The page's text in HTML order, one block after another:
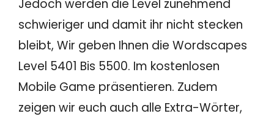
Jedoch werden die Level zunehmend
schwieriger und damit ihr nicht stecken
bleibt, Wir geben Ihnen die Wordscapes
Level 5401 Bis 5500. Im kostenlosen
Mobile Game präsentieren. Zudem
zeigen wir euch auch alle Extra-Wörter,